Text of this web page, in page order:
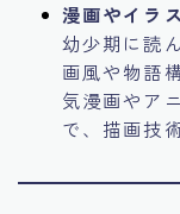
漫画やイラ
幼少期に読
画風や物語
気漫画やア
で、描画技